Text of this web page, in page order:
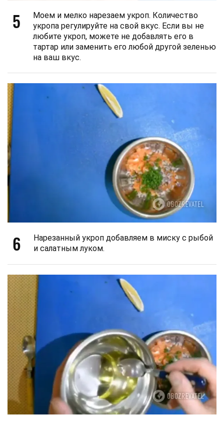
5
Моем и мелко нарезаем укроп. Количество
укропа регулируйте на свой вкус. Если вы не
любите укроп, можете не добавлять его в
тартар или заменить его любой другой зеленью
на ваш вкус.
6
Нарезанный укроп добавляем в миску с рыбой
и салатным луком.